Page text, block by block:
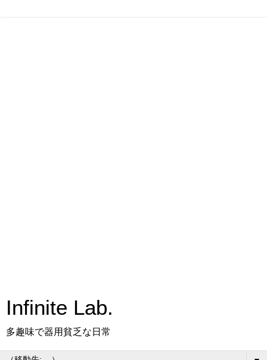
Infinite Lab.
多趣味で器用貧乏な日常